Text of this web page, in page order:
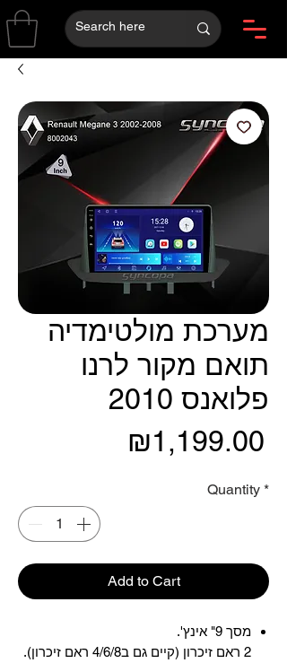
מערכת מולטימדיה
תואם מקור לרנו
פלואנס 2010
₪1,199.00
Quantity *
Add to Cart
מסך 9" אינץ'.
2 ראם זיכרון (קיים גם ב4/6/8 ראם זיכרון).